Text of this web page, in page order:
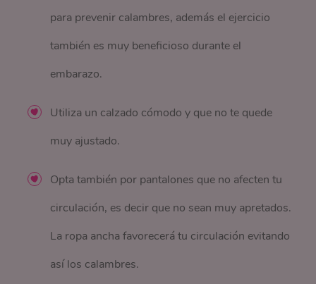
para prevenir calambres, además el ejercicio
también es muy beneficioso durante el
embarazo.
Utiliza un calzado cómodo y que no te quede
muy ajustado.
Opta también por pantalones que no afecten tu
circulación, es decir que no sean muy apretados.
La ropa ancha favorecerá tu circulación evitando
así los calambres.